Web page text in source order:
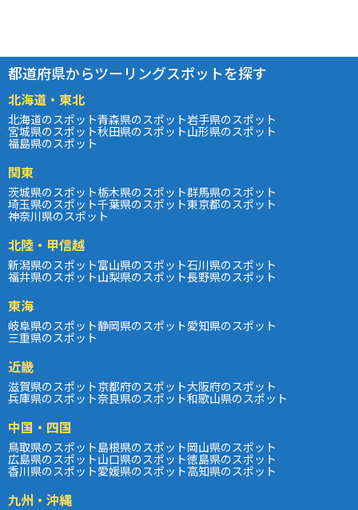
都道府県からツーリングスポットを探す
北海道・東北
北海道のスポット青森県のスポット岩手県のスポット
宮城県のスポット秋田県のスポット山形県のスポット
福島県のスポット
関東
茨城県のスポット栃木県のスポット群馬県のスポット
埼玉県のスポット千葉県のスポット東京都のスポット
神奈川県のスポット
北陸・甲信越
新潟県のスポット富山県のスポット石川県のスポット
福井県のスポット山梨県のスポット長野県のスポット
東海
岐阜県のスポット静岡県のスポット愛知県のスポット
三重県のスポット
近畿
滋賀県のスポット京都府のスポット大阪府のスポット
兵庫県のスポット奈良県のスポット和歌山県のスポット
中国・四国
鳥取県のスポット島根県のスポット岡山県のスポット
広島県のスポット山口県のスポット徳島県のスポット
香川県のスポット愛媛県のスポット高知県のスポット
九州・沖縄